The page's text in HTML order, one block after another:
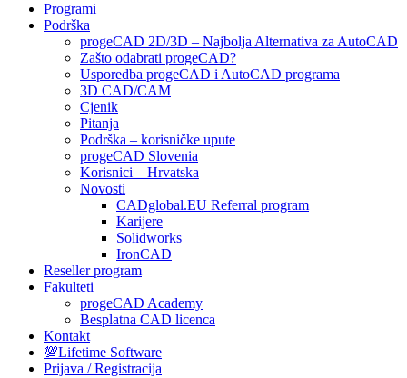
Programi
Podrška
progeCAD 2D/3D – Najbolja Alternativa za AutoCAD
Zašto odabrati progeCAD?
Usporedba progeCAD i AutoCAD programa
3D CAD/CAM
Cjenik
Pitanja
Podrška – korisničke upute
progeCAD Slovenia
Korisnici – Hrvatska
Novosti
CADglobal.EU Referral program
Karijere
Solidworks
IronCAD
Reseller program
Fakulteti
progeCAD Academy
Besplatna CAD licenca
Kontakt
💯Lifetime Software
Prijava / Registracija